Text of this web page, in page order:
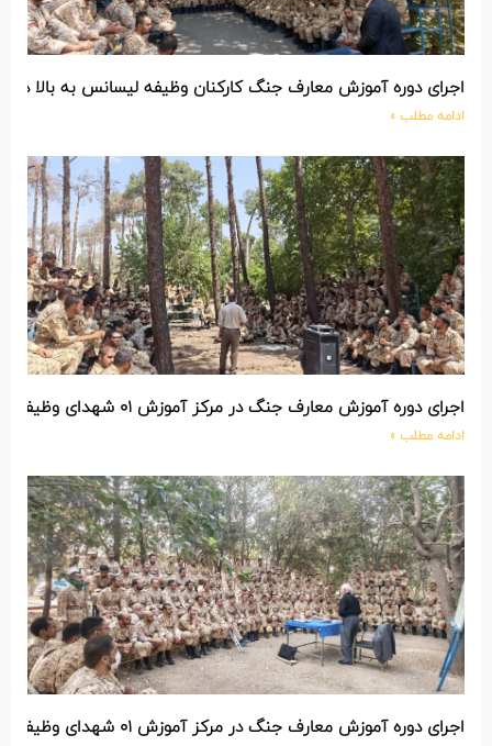
اجرای دوره آموزش معارف جنگ کارکنان وظیفه لیسانس به بالا در مرکز آموزش ۰۱
ادامه مطلب »
اجرای دوره آموزش معارف جنگ در مرکز آموزش 01 شهدای وظیفه نزاجا
ادامه مطلب »
اجرای دوره آموزش معارف جنگ در مرکز آموزش 01 شهدای وظیفه نزاجا